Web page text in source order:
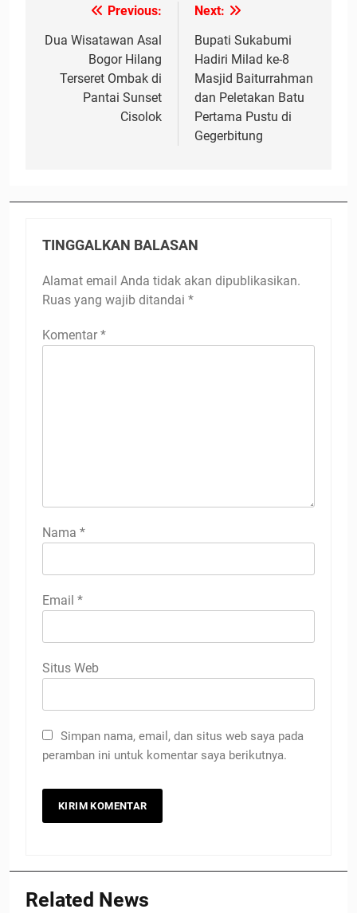
Navigasi
pos
Previous:
Dua Wisatawan Asal
Bogor Hilang
Terseret Ombak di
Pantai Sunset
Cisolok
Next:
Bupati Sukabumi
Hadiri Milad ke-8
Masjid Baiturrahman
dan Peletakan Batu
Pertama Pustu di
Gegerbitung
TINGGALKAN BALASAN
Alamat email Anda tidak akan dipublikasikan.
Ruas yang wajib ditandai *
Komentar *
Nama *
Email *
Situs Web
Simpan nama, email, dan situs web saya pada
peramban ini untuk komentar saya berikutnya.
Related News